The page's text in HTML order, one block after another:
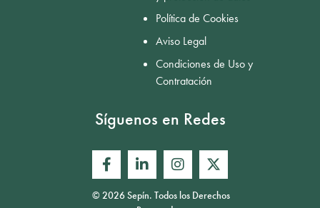
Política de Cookies
Aviso Legal
Condiciones de Uso y
Contratación
Síguenos en Redes
© 2026 Sepín. Todos los Derechos